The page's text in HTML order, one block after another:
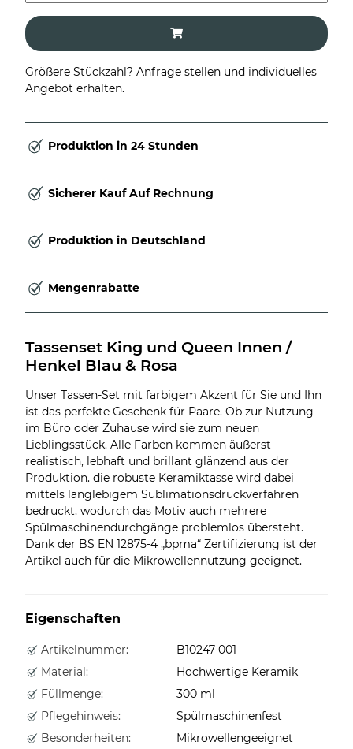
Größere Stückzahl? Anfrage stellen und individuelles
Angebot erhalten.
Produktion in 24 Stunden
Sicherer Kauf Auf Rechnung
Produktion in Deutschland
Mengenrabatte
Tassenset King und Queen Innen /
Henkel Blau & Rosa
Unser Tassen-Set mit farbigem Akzent für Sie und Ihn
ist das perfekte Geschenk für Paare. Ob zur Nutzung
im Büro oder Zuhause wird sie zum neuen
Lieblingsstück. Alle Farben kommen äußerst
realistisch, lebhaft und brillant glänzend aus der
Produktion. die robuste Keramiktasse wird dabei
mittels langlebigem Sublimationsdruckverfahren
bedruckt, wodurch das Motiv auch mehrere
Spülmaschinendurchgänge problemlos übersteht.
Dank der BS EN 12875-4 „bpma“ Zertifizierung ist der
Artikel auch für die Mikrowellennutzung geeignet.
Eigenschaften
Artikelnummer:
B10247-001
Material:
Hochwertige Keramik
Füllmenge:
300 ml
Pflegehinweis:
Spülmaschinenfest
Besonderheiten:
Mikrowellengeeignet